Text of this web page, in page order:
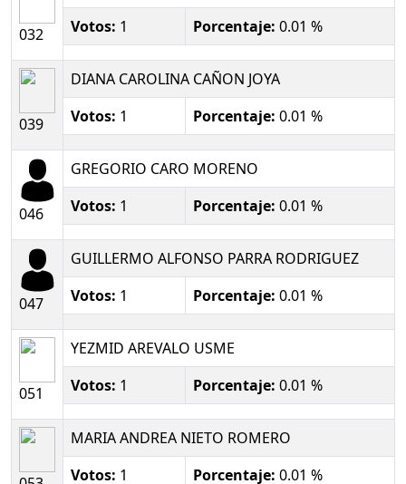
032
Votos: 1 Porcentaje: 0.01 %
039
DIANA CAROLINA CAÑON JOYA
Votos: 1 Porcentaje: 0.01 %
046
GREGORIO CARO MORENO
Votos: 1 Porcentaje: 0.01 %
047
GUILLERMO ALFONSO PARRA RODRIGUEZ
Votos: 1 Porcentaje: 0.01 %
051
YEZMID AREVALO USME
Votos: 1 Porcentaje: 0.01 %
MARIA ANDREA NIETO ROMERO
Votos: 1 Porcentaje: 0.01 %